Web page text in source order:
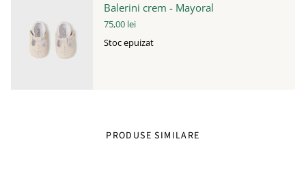
Datorita densitatii sale medii spre subtire, acest sac de
dormit poate fi folosit in orice anotimp, asigurandu-va ca
micutul dumneavoastra este mereu confortabil si protejat.
Rolul sau esential este de a mentine manutele bebelusului
Balerini crem - Mayoral
75,00 lei
Stoc epuizat
PRODUSE SIMILARE